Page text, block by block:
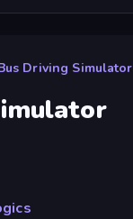
Driving Simulator